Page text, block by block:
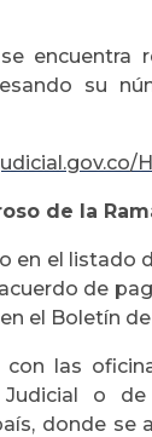
su
de la
en el
de
el Boletín
con las
o
donde